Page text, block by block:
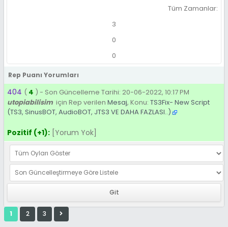
Tüm Zamanlar:
3
0
0
Rep Puanı Yorumları
404 ( 4 ) - Son Güncelleme Tarihi: 20-06-2022, 10:17 PM
utopiabilisim için Rep verilen Mesaj, Konu: TS3Fix- New Script
(TS3, SinusBOT, AudioBOT, JTS3 VE DAHA FAZLASI..)
Pozitif (+1): [Yorum Yok]
1 2 3